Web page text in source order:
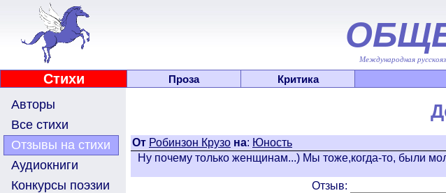
Международная
Стихи Проза Критика
Авторы
Все стихи
Отзывы на стихи
Аудиокниги
Конкурсы поэзии
От Робинзон Крузо на: Юность
Ну почему только женщинам...) Мы тоже,когда-то, были
Отзыв: